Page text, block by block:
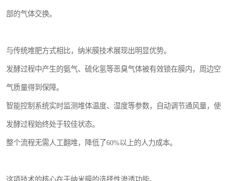
部的气体交换。
与传统堆肥方式相比，纳米膜技术展现出明显优势。
发酵过程中产生的氨气、硫化氢等恶臭气体被有效锁在膜内，周边空
气质量得到保障。
智能控制系统实时监测堆体温度、湿度等参数，自动调节通风量，使
发酵过程始终处于较佳状态。
整个流程无需人工翻堆，降低了60%以上的人力成本。